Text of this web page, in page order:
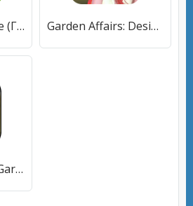
Garden Dropuzzle (Гарден Дропазл) [МОД Mega Pack] APK Android Garden Affairs: Design & Match (Гарден Эфферс) [МОД Unlocked] APK Android
NEO Mushroom Garden (НЕО Грибной Сад) [МОД Mega Pack] APK Android